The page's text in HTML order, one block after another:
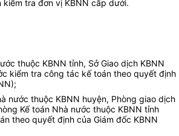
tra đơn vị KBNN cấp dưới.
thuộc KBNN tỉnh, Sở Giao dịch KBNN
kiểm tra công tác kế toán theo quyết định
nước thuộc KBNN huyện, Phòng giao dịch
Kế toán Nhà nước thuộc KBNN tỉnh
theo quyết định của Giám đốc KBNN